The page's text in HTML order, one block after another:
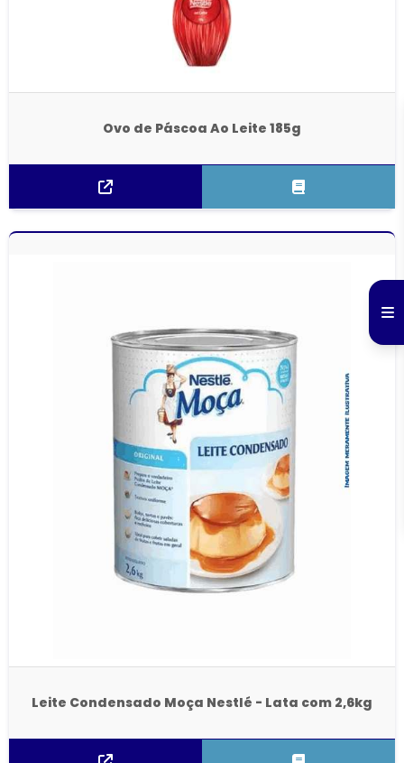
Ovo de Páscoa Ao Leite 185g
Leite Condensado Moça Nestlé - Lata com 2,6kg